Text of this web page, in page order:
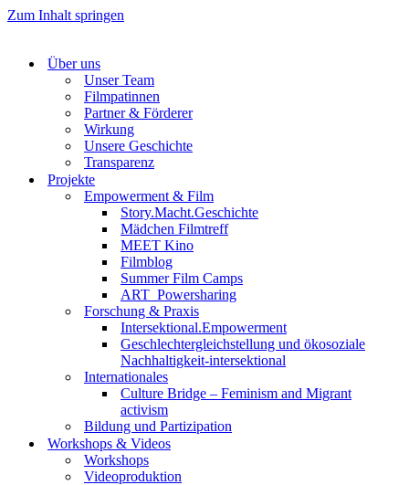
Zum Inhalt springen
Über uns
Unser Team
Filmpatinnen
Partner & Förderer
Wirkung
Unsere Geschichte
Transparenz
Projekte
Empowerment & Film
Story.Macht.Geschichte
Mädchen Filmtreff
MEET Kino
Filmblog
Summer Film Camps
ART_Powersharing
Forschung & Praxis
Intersektional.Empowerment
Geschlechtergleichstellung und ökosoziale
Nachhaltigkeit-intersektional
Internationales
Culture Bridge – Feminism and Migrant
activism
Bildung und Partizipation
Workshops & Videos
Workshops
Videoproduktion